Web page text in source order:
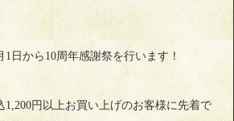
日から10周年感謝祭を行います！
1,200円以上お買い上げのお客様に先着で